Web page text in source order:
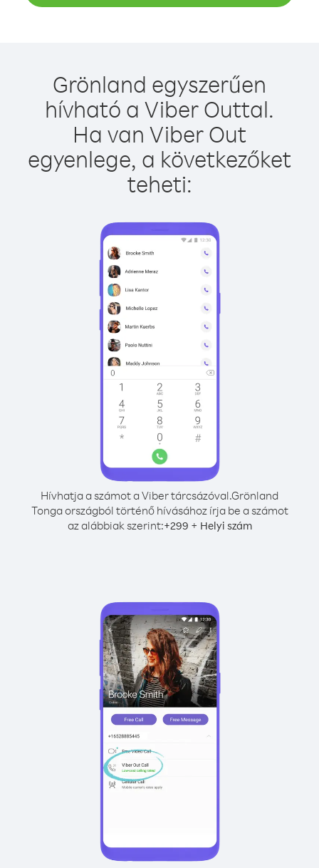
Grönland egyszerűen
hívható a Viber Outtal.
Ha van Viber Out
egyenlege, a következőket
teheti:
Hívhatja a számot a Viber tárcsázóval.Grönland
Tonga országból történő hívásához írja be a számot
az alábbiak szerint:+299 + Helyi szám